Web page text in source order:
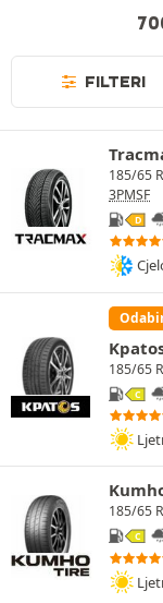
FILTERI
185/65
3PMSF
D
185/65
C
185/65
C